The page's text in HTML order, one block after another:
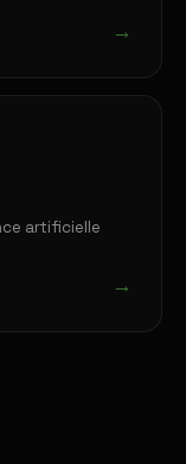
→
artificielle
→